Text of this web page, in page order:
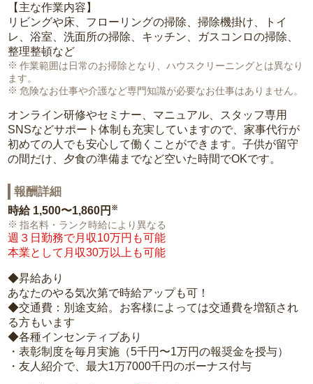
【主な作業内容】
リビングや床、フローリングの掃除、掃除機掛け、トイ
レ、浴室、洗面所の掃除、キッチン、ガスコンロの掃除、
整理整頓など
作業範囲は日常のお掃除となり、ハウスクリーニングとは異なり
ます。
危険なお仕事や介護など専門知識が必要なお仕事はありません。
オンライン研修やセミナー、マニュアル、スタッフ専用
SNSなどサポート体制も充実していますので、家事代行が
初めての人でも安心して働くことができます。子供が留守
の間だけ、夕食の準備までなど空いた時間でOKです。
報酬詳細
時給 1,500〜1,860円 ※
指名料・ランク時給により異なる
週３日勤務で月収10万円も可能
本業として月収30万以上も可能
◆昇給あり
あなたのやる気次第で時給アップも可！
◆交通費：別途支給。お客様によっては交通費を増額され
る方もいます
◆各種インセンティブあり
・表彰制度を毎月実施（5千円〜1万円の報奨金を授与）
・友人紹介で、最大1万7000千円のボーナス付与